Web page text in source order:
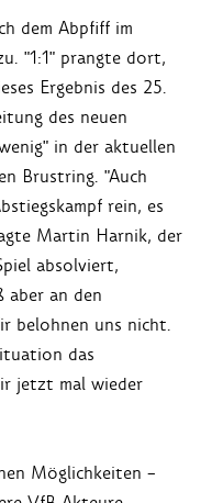
dem Abpfiff im
"1:1" prangte dort,
Ergebnis des 25.
des neuen
in der aktuellen
Brustring. "Auch
rein, es
Martin Harnik, der
absolviert,
aber an den
belohnen uns nicht.
das
jetzt mal wieder
Möglichkeiten –